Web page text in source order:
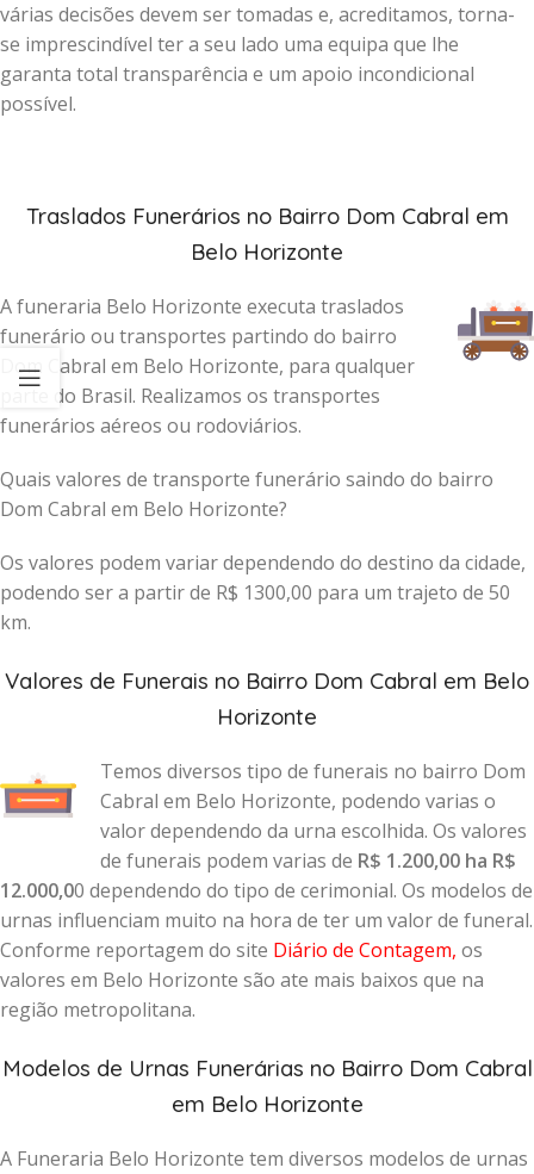
várias decisões devem ser tomadas e, acreditamos, torna-
se imprescindível ter a seu lado uma equipa que lhe
garanta total transparência e um apoio incondicional
possível.
Traslados Funerários no Bairro Dom Cabral em
Belo Horizonte
A funeraria Belo Horizonte executa traslados
funerário ou transportes partindo do bairro
Dom Cabral em Belo Horizonte, para qualquer
parte do Brasil. Realizamos os transportes
funerários aéreos ou rodoviários.
Quais valores de transporte funerário saindo do bairro
Dom Cabral em Belo Horizonte?
Os valores podem variar dependendo do destino da cidade,
podendo ser a partir de R$ 1300,00 para um trajeto de 50
km.
Valores de Funerais no Bairro Dom Cabral em Belo
Horizonte
Temos diversos tipo de funerais no bairro Dom
Cabral em Belo Horizonte, podendo varias o
valor dependendo da urna escolhida. Os valores
de funerais podem varias de R$ 1.200,00 ha R$
12.000,00 dependendo do tipo de cerimonial. Os modelos de
urnas influenciam muito na hora de ter um valor de funeral.
Conforme reportagem do site Diário de Contagem, os
valores em Belo Horizonte são ate mais baixos que na
região metropolitana.
Modelos de Urnas Funerárias no Bairro Dom Cabral
em Belo Horizonte
A Funeraria Belo Horizonte tem diversos modelos de urnas